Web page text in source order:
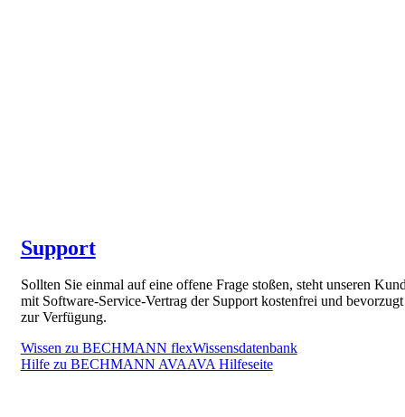
Support
Sollten Sie einmal auf eine offene Frage stoßen, steht unseren
mit Software-Service-Vertrag der Support kostenfrei und bevorzugt
zur Verfügung.
Wissen zu BECHMANN flexWissensdatenbank
Hilfe zu BECHMANN AVAAVA Hilfeseite